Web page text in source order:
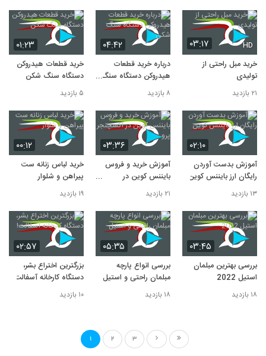
۰۳:۱۷ HD
خرید مبل راحتی از
تولیدی
۲۱ بازدید
۰۴:۴۲
درباره خرید قطعات
هیدروکن دستگاه سنگ
شکن۸ بازدید
۰۱:۲۳
خرید قطعات هیدروکن
دستگاه سنگ شکن
۵ بازدید
۰۲:۱۰
آموزش بدست آوردن
رایگان ارز بایننس کوین
۱۳ بازدید
۰۳:۳۶
آموزش خرید و فروس
بایننس کوین در
اکسچنجر پرو
۲۱ بازدید
۰۰:۱۲
خرید لباس زنانه ست
پیراهن و شلوار
۱۹ بازدید
۰۳:۴۵
بررسی بهترین مبلمان
استیل 2022
۱۸ بازدید
۰۵:۳۵
بررسی انواع پارچه
مبلمان راحتی و استیل
۱۸ بازدید
۰۲:۵۷
بزرگترین اختراع بشر،
دستگاه کارخانه آسفالت!
۱۰ بازدید
1 2 3